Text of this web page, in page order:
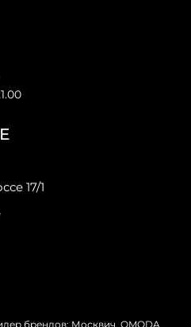
17/1
брендов: Москвич, OMODA,